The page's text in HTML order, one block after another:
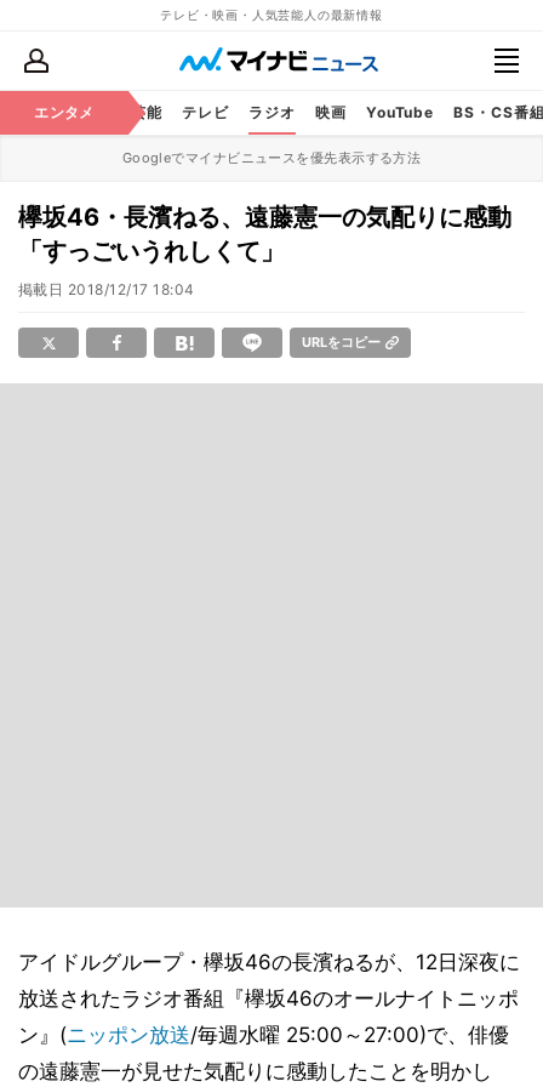
テレビ・映画・人気芸能人の最新情報
エンタメ 芸能 テレビ ラジオ 映画 YouTube BS・CS番
Googleでマイナビニュースを優先表示する方法
欅坂46・長濱ねる、遠藤憲一の気配りに感動
「すっごいうれしくて」
掲載日 2018/12/17 18:04
URLをコピー
アイドルグループ・欅坂46の長濱ねるが、12日深夜に
放送されたラジオ番組『欅坂46のオールナイトニッポ
ン』(ニッポン放送/毎週水曜 25:00～27:00)で、俳優
の遠藤憲一が見せた気配りに感動したことを明かし